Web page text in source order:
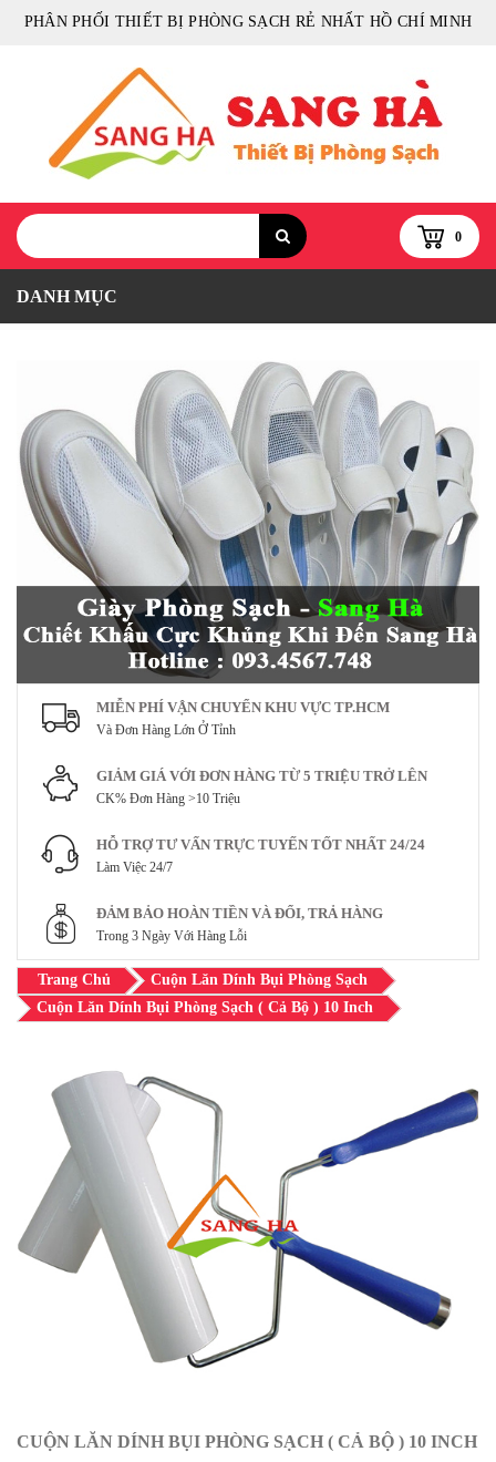
PHÂN PHỐI THIẾT BỊ PHÒNG SẠCH RẺ NHẤT HỒ CHÍ MINH
0
DANH MỤC
MIỄN PHÍ VẬN CHUYỂN KHU VỰC TP.HCM
Và Đơn Hàng Lớn Ở Tỉnh
GIẢM GIÁ VỚI ĐƠN HÀNG TỪ 5 TRIỆU TRỞ LÊN
CK% Đơn Hàng >10 Triệu
HỖ TRỢ TƯ VẤN TRỰC TUYẾN TỐT NHẤT 24/24
Làm Việc 24/7
ĐẢM BẢO HOÀN TIỀN VÀ ĐỔI, TRẢ HÀNG
Trong 3 Ngày Với Hàng Lỗi
Trang Chủ
Cuộn Lăn Dính Bụi Phòng Sạch
Cuộn Lăn Dính Bụi Phòng Sạch ( Cả Bộ ) 10 Inch
CUỘN LĂN DÍNH BỤI PHÒNG SẠCH ( CẢ BỘ ) 10 INCH